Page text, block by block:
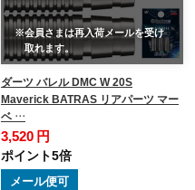
※会員さまは再入荷メールを受け
取れます。
ダーツ バレル DMC W 20S
Maverick BATRAS リアパーツ マー
ベ …
3,520 円
ポイント5倍
メール便可